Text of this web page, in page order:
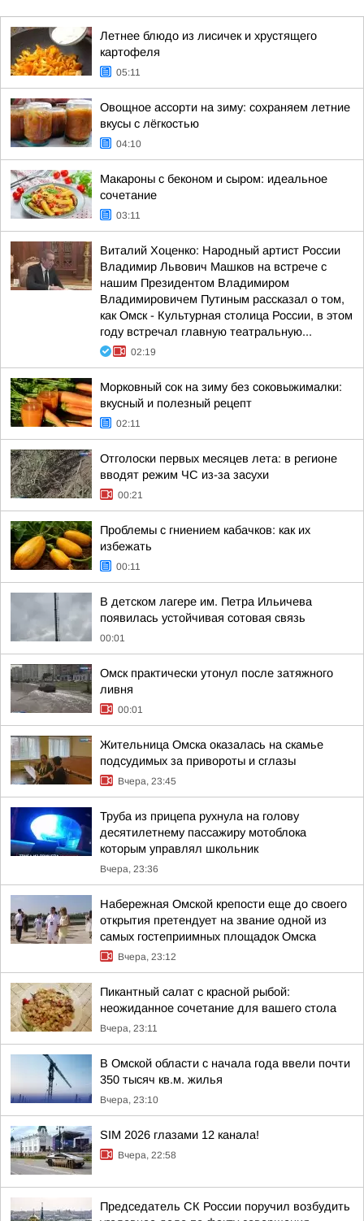
Летнее блюдо из лисичек и хрустящего
картофеля
05:11
Овощное ассорти на зиму: сохраняем летние
вкусы с лёгкостью
04:10
Макароны с беконом и сыром: идеальное
сочетание
03:11
Виталий Хоценко: Народный артист России
Владимир Львович Машков на встрече с
нашим Президентом Владимиром
Владимировичем Путиным рассказал о том,
как Омск - Культурная столица России, в этом
году встречал главную театральную...
02:19
Морковный сок на зиму без соковыжималки:
вкусный и полезный рецепт
02:11
Отголоски первых месяцев лета: в регионе
вводят режим ЧС из-за засухи
00:21
Проблемы с гниением кабачков: как их
избежать
00:11
В детском лагере им. Петра Ильичева
появилась устойчивая сотовая связь
00:01
Омск практически утонул после затяжного
ливня
00:01
Жительница Омска оказалась на скамье
подсудимых за привороты и сглазы
Вчера, 23:45
Труба из прицепа рухнула на голову
десятилетнему пассажиру мотоблока
которым управлял школьник
Вчера, 23:36
Набережная Омской крепости еще до своего
открытия претендует на звание одной из
самых гостеприимных площадок Омска
Вчера, 23:12
Пикантный салат с красной рыбой:
неожиданное сочетание для вашего стола
Вчера, 23:11
В Омской области с начала года ввели почти
350 тысяч кв.м. жилья
Вчера, 23:10
SIM 2026 глазами 12 канала!
Вчера, 22:58
Председатель СК России поручил возбудить